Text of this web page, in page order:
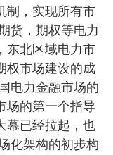
制，实现所有市
货，期权等电力
东北区域电力市
权市场建设的成
电力金融市场的
场的第一个指导
幕已经拉起，也
化架构的初步构